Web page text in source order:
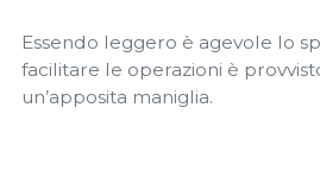
Essendo leggero è agevole lo
facilitare le operazioni è
un’apposita maniglia.